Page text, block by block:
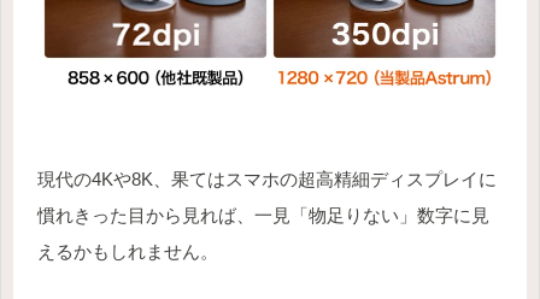
現代の4Kや8K、果てはスマホの超高精細ディスプレイに
慣れきった目から見れば、一見「物足りない」数字に見
えるかもしれません。